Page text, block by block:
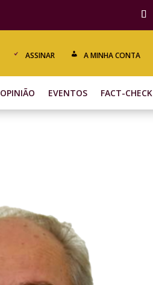
ASSINAR A MINHA CONTA
OPINIÃO EVENTOS FACT-CHECK